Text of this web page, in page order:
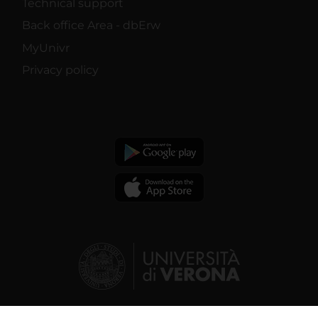
Technical support
Back office Area - dbErw
MyUnivr
Privacy policy